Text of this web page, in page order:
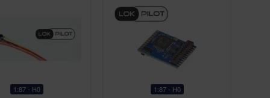
1:87 - H0 1:87 - H0